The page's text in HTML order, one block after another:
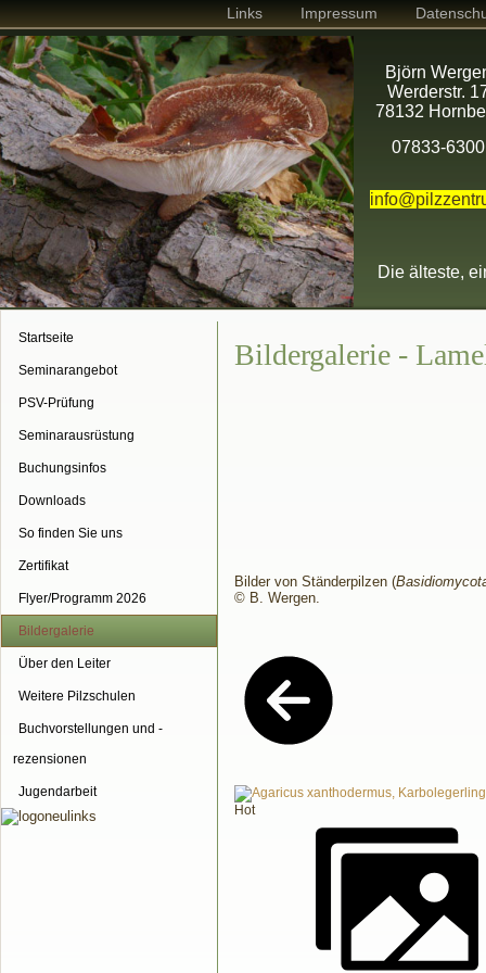
Links Impressum
Die älteste,
Björn
Werderstr.
78132
07833-6300
Startseite
Seminarangebot
PSV-Prüfung
Seminarausrüstung
Buchungsinfos
Downloads
So finden Sie uns
Zertifikat
Flyer/Programm 2026
Bildergalerie
Über den Leiter
Weitere Pilzschulen
Buchvorstellungen und -
rezensionen
Jugendarbeit
Bildergalerie -
Bilder von Ständerpilzen (
© B. Wergen.
Hot